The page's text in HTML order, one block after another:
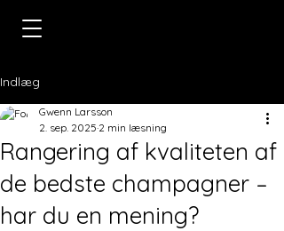
Indlæg
Rangering af kvaliteten af
de bedste champagner –
har du en mening?
Gwenn Larsson
2. sep. 2025 2 min læsning